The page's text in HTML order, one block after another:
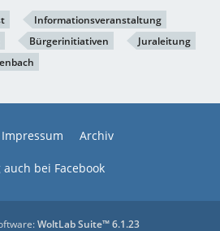
Informationsveranstaltung
Bürgerinitiativen
Juraleitung
Impressum Archiv
bei Facebook
WoltLab Suite™ 6.1.23